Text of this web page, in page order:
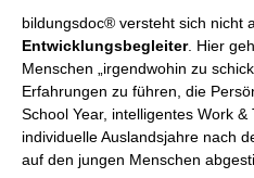
bildungsdoc® versteht sich nicht
Entwicklungsbegleiter. Hier
Menschen „irgendwohin zu
Erfahrungen zu führen, die
School Year, intelligentes Work
individuelle Auslandsjahre nach
auf den jungen Menschen